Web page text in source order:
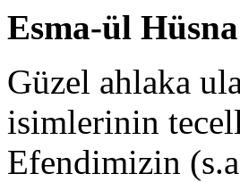
Esma-ül
Güzel ahlaka
isimlerinin
Efendimizin